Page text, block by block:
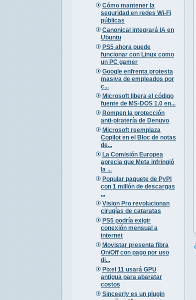
Cómo mantener la
seguridad en redes Wi-Fi
públicas
Canonical integrará IA en
Ubuntu
PS5 ahora puede
funcionar con Linux como
un PC gamer
Google enfrenta protesta
masiva de empleados por
c...
Microsoft libera el código
fuente de MS-DOS 1.0 en...
Rompen la protección
anti-piratería de Denuvo
Microsoft reemplaza
Copilot en el Bloc de notas
de...
La Comisión Europea
aprecia que Meta infringió
la ...
Popular paquete de PyPI
con 1 millón de descargas
...
Vision Pro revolucionan
cirugías de cataratas
PS5 podría exigir
conexión mensual a
internet
Movistar presenta fibra
On/Off con pago por uso
di...
Pixel 11 usará GPU
antigua para abaratar
costos
Sinceerly es un plugin